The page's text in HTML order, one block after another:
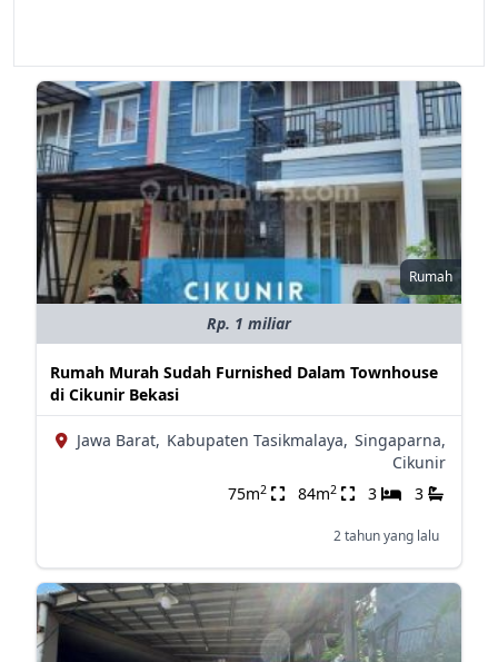
Rumah
Rp. 1 miliar
Rumah Murah Sudah Furnished Dalam Townhouse
di Cikunir Bekasi
Jawa Barat, Kabupaten Tasikmalaya, Singaparna,
Cikunir
75m2 84m2 3 3
2 tahun yang lalu